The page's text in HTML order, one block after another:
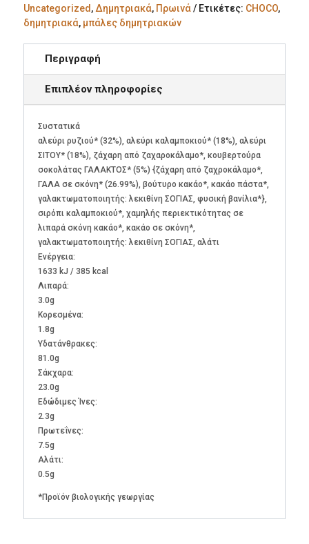
Uncategorized , Δημητριακά, Πρωινά Ετικέτες: CHOCO,
δημητριακά, μπάλες δημητριακών
Περιγραφή
Επιπλέον πληροφορίες
Συστατικά
αλεύρι ρυζιού* (32%), αλεύρι καλαμποκιού* (18%), αλεύρι
ΣΙΤΟΥ* (18%), ζάχαρη από ζαχαροκάλαμο*, κουβερτούρα
σοκολάτας ΓΑΛΑΚΤΟΣ* (5%) {ζάχαρη από ζαχροκάλαμο*,
ΓΑΛΑ σε σκόνη* (26.99%), βούτυρο κακάο*, κακάο πάστα*,
γαλακτωματοποιητής: λεκιθίνη ΣΟΓΙΑΣ, φυσική βανίλια*},
σιρόπι καλαμποκιού*, χαμηλής περιεκτικότητας σε
λιπαρά σκόνη κακάο*, κακάο σε σκόνη*,
γαλακτωματοποιητής: λεκιθίνη ΣΟΓΙΑΣ, αλάτι
Ενέργεια:
1633 kJ / 385 kcal
Λιπαρά:
3.0g
Kορεσμένα:
1.8g
Υδατάνθρακες:
81.0g
Σάκχαρα:
23.0g
Εδώδιμες Ίνες:
2.3g
Πρωτεΐνες:
7.5g
Αλάτι:
0.5g
*Προϊόν βιολογικής γεωργίας